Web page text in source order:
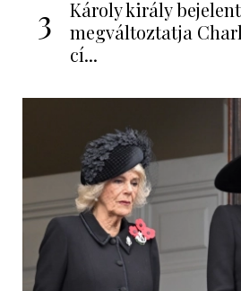
3
Károly király
megváltoztatja
cí...